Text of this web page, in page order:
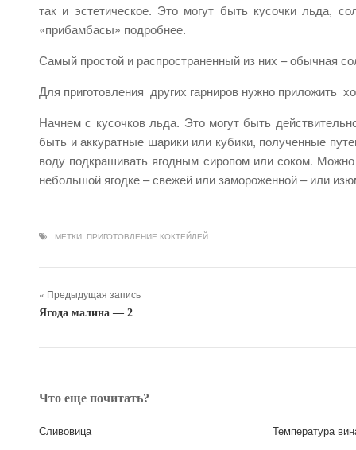
так и эстетическое. Это могут быть кусочки льда,
«прибамбасы» подробнее.
Самый простой и распространенный из них – обычная
Для приготовления других гарниров нужно приложить
Начнем с кусочков льда. Это могут быть
быть и аккуратные шарики или кубики, полученные
воду подкрашивать ягодным сиропом или соком.
небольшой ягодке – свежей или замороженной – или
МЕТКИ: ПРИГОТОВЛЕНИЕ КОКТЕЙЛЕЙ
« Предыдущая запись
Ягода малина — 2
Что еще почитать?
Сливовица Температура